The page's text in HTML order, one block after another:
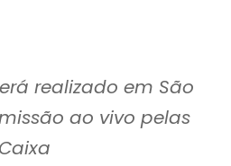
realizado em São
ao vivo pelas